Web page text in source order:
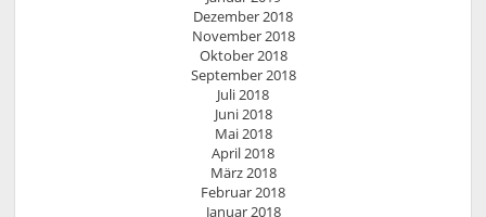
Dezember 2018
November 2018
Oktober 2018
September 2018
Juli 2018
Juni 2018
Mai 2018
April 2018
März 2018
Februar 2018
Januar 2018